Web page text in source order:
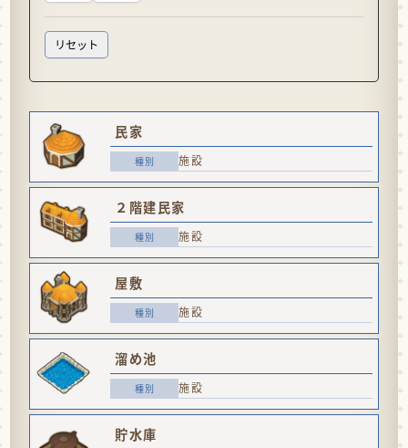
民家
施設
２階建民家
施設
屋敷
施設
溜め池
施設
貯水庫